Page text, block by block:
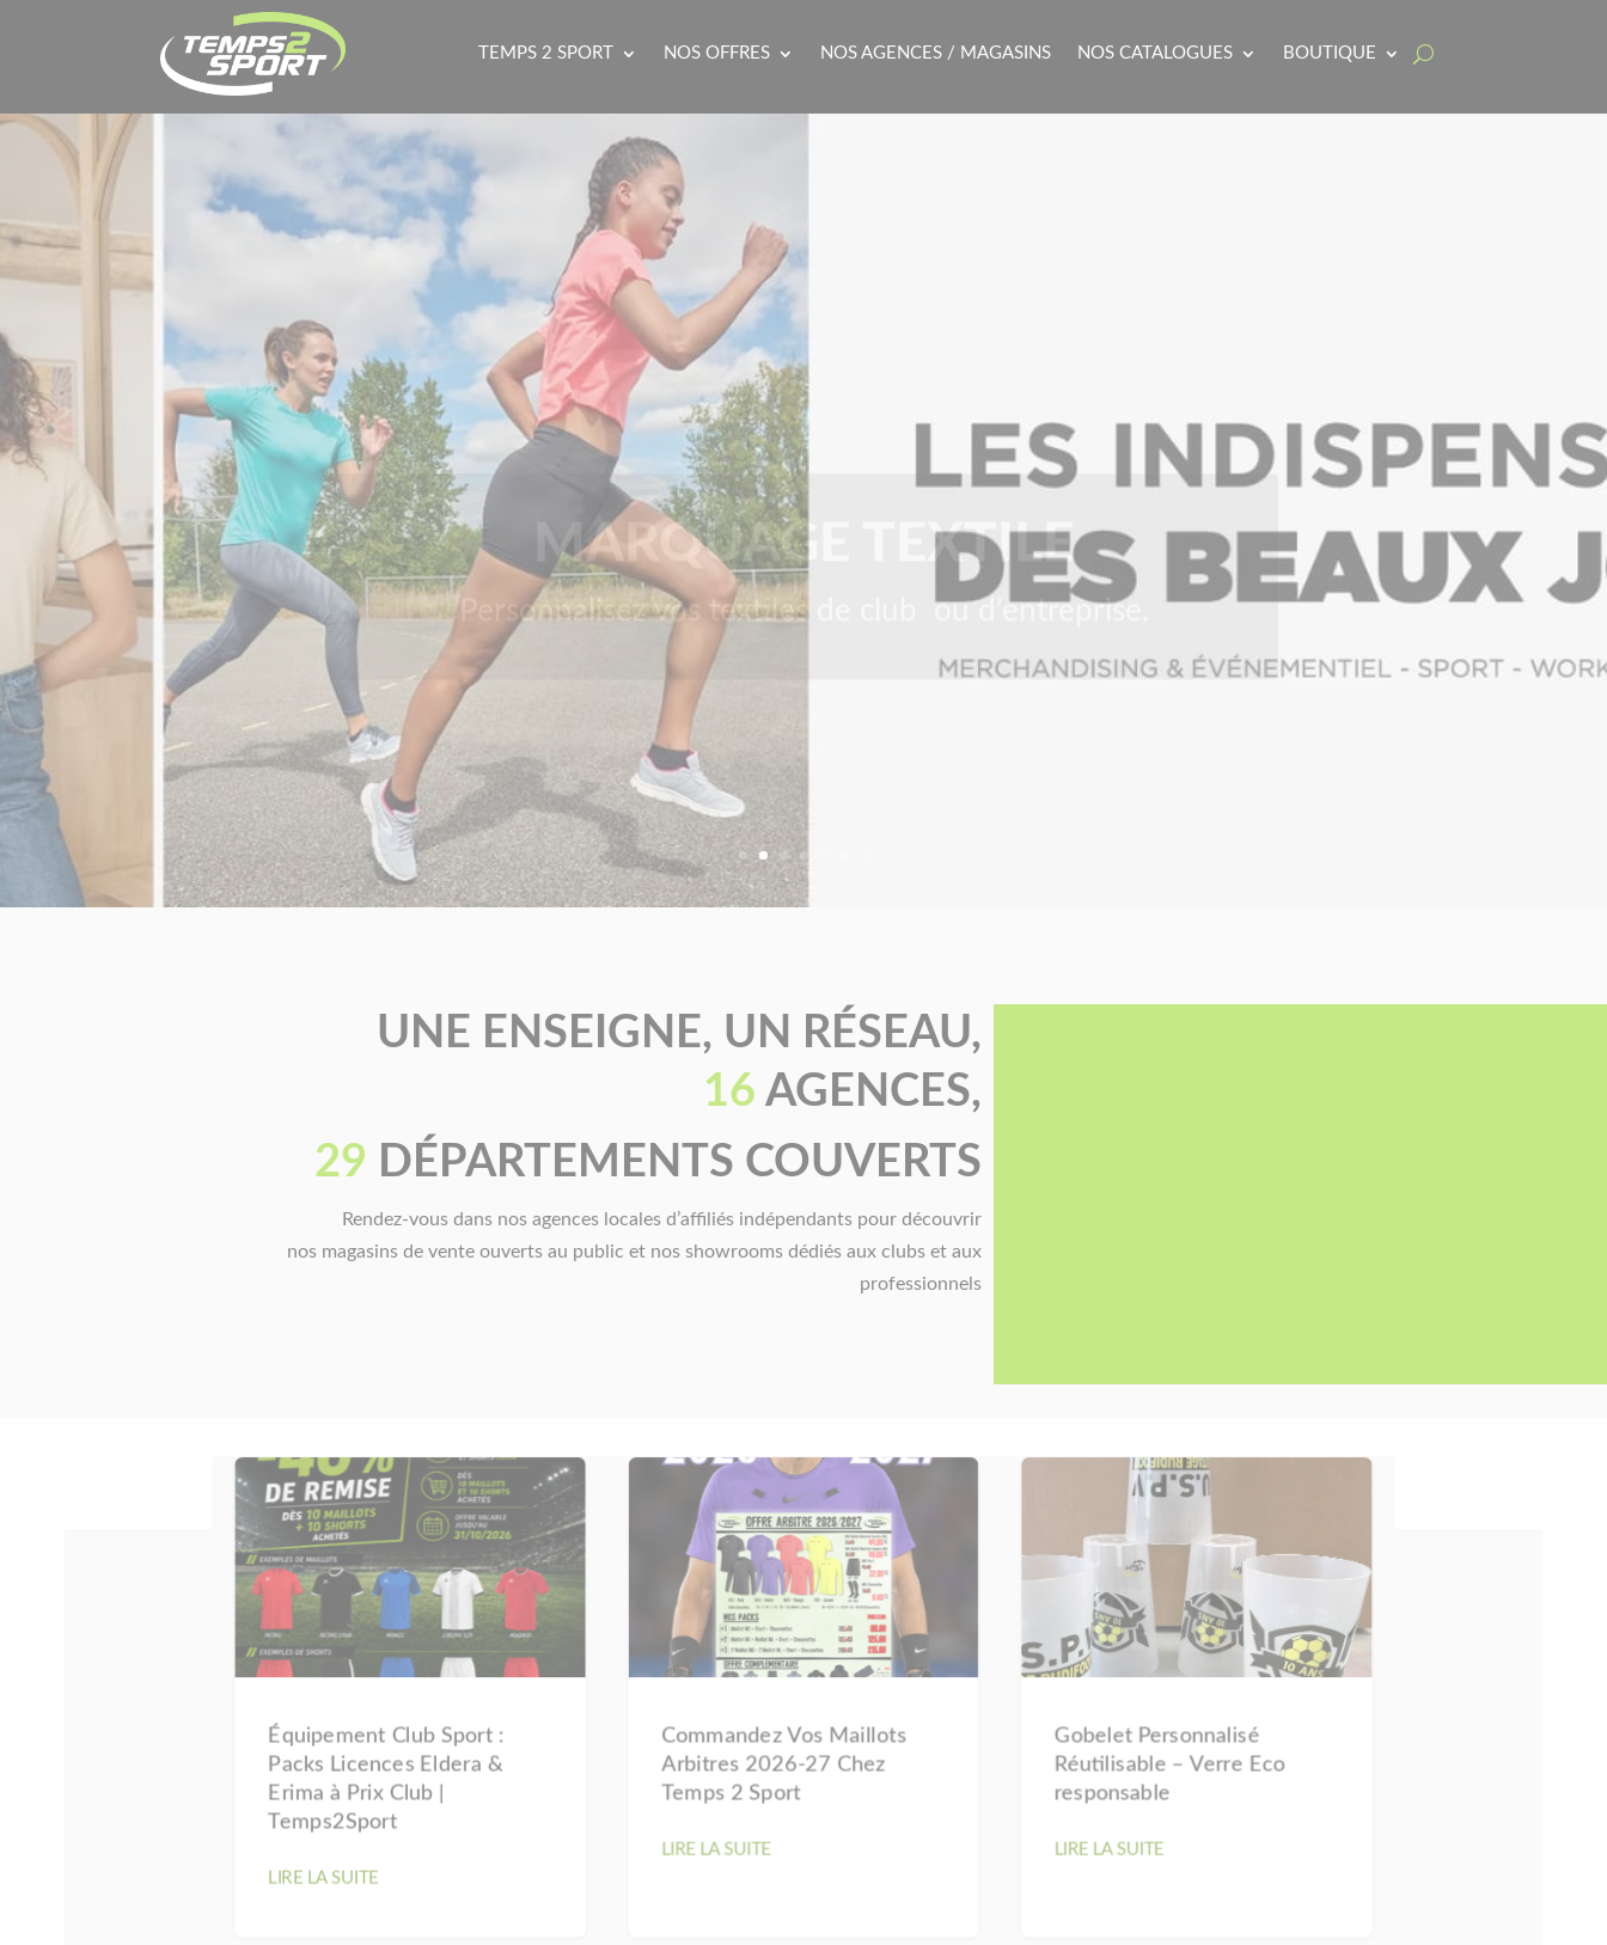
TEMPS 2 SPORT NOS OFFRES NOS AGENCES / MAGASINS NOS CATALOGUES BOUTIQUE
MARQUAGE TEXTILE
Personnalisez vos textiles de club ou d’entreprise.
UNE ENSEIGNE, UN RÉSEAU,
16 AGENCES,
29 DÉPARTEMENTS COUVERTS
Rendez-vous dans nos agences locales d’affiliés indépendants pour découvrir
nos magasins de vente ouverts au public et nos showrooms dédiés aux clubs et aux
professionnels
Équipement Club Sport :
Packs Licences Eldera &
Erima à Prix Club |
Temps2Sport
LIRE LA SUITE
Commandez Vos Maillots
Arbitres 2026-27 Chez
Temps 2 Sport
LIRE LA SUITE
Gobelet Personnalisé
Réutilisable – Verre Eco
responsable
LIRE LA SUITE